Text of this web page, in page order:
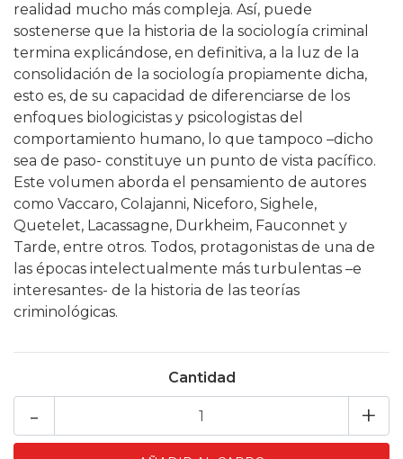
realidad mucho más compleja. Así, puede
sostenerse que la historia de la sociología criminal
termina explicándose, en definitiva, a la luz de la
consolidación de la sociología propiamente dicha,
esto es, de su capacidad de diferenciarse de los
enfoques biologicistas y psicologistas del
comportamiento humano, lo que tampoco –dicho
sea de paso- constituye un punto de vista pacífico.
Este volumen aborda el pensamiento de autores
como Vaccaro, Colajanni, Niceforo, Sighele,
Quetelet, Lacassagne, Durkheim, Fauconnet y
Tarde, entre otros. Todos, protagonistas de una de
las épocas intelectualmente más turbulentas –e
interesantes- de la historia de las teorías
criminológicas.
Cantidad
+
-